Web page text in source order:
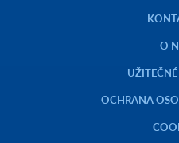
O
OCHRANA